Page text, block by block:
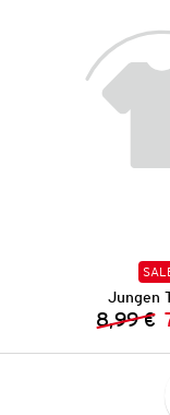
Jungen
8,99 €